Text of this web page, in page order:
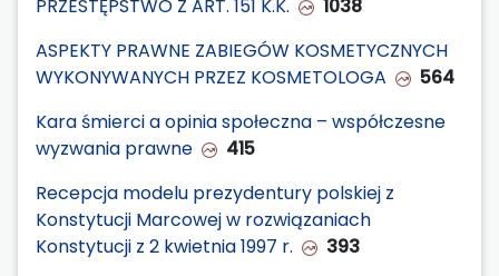
PRZESTĘPSTWO Z ART. 151 K.K.
1038
ASPEKTY PRAWNE ZABIEGÓW KOSMETYCZNYCH
WYKONYWANYCH PRZEZ KOSMETOLOGA
564
Kara śmierci a opinia społeczna – współczesne
wyzwania prawne
415
Recepcja modelu prezydentury polskiej z
Konstytucji Marcowej w rozwiązaniach
Konstytucji z 2 kwietnia 1997 r.
393